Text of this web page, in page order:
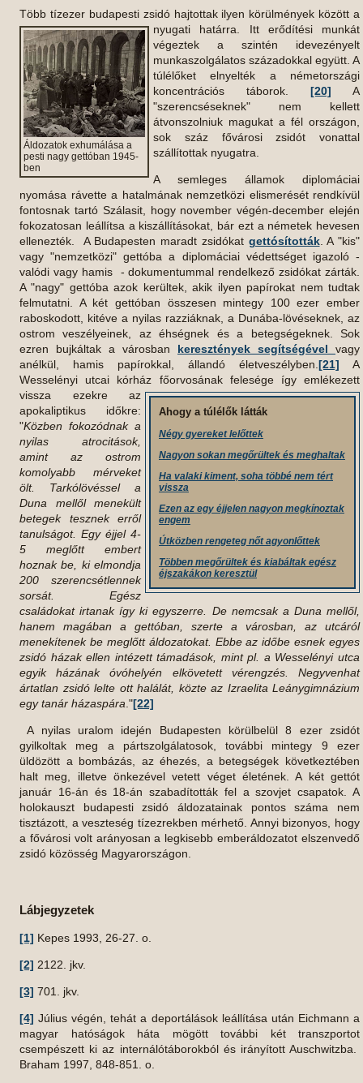
Több tízezer budapesti zsidó hajtottak ilyen körülmények között a
Áldozatok exhumálása a
pesti nagy gettóban 1945-
ben
nyugati határra. Itt erődítési munkát
végeztek a szintén idevezényelt
munkaszolgálatos századokkal együtt. A
túlélőket elnyelték a németországi
koncentrációs táborok. [20] A
"szerencséseknek" nem kellett
átvonszolniuk magukat a fél országon,
sok száz fővárosi zsidót vonattal
szállítottak nyugatra.
A semleges államok diplomáciai
nyomása rávette a hatalmának nemzetközi elismerését rendkívül
fontosnak tartó Szálasit, hogy november végén-december elején
fokozatosan leállítsa a kiszállításokat, bár ezt a németek hevesen
ellenezték. A Budapesten maradt zsidókat gettósították. A "kis"
vagy "nemzetközi" gettóba a diplomáciai védettséget igazoló -
valódi vagy hamis - dokumentummal rendelkező zsidókat zárták.
A "nagy" gettóba azok kerültek, akik ilyen papírokat nem tudtak
felmutatni. A két gettóban összesen mintegy 100 ezer ember
raboskodott, kitéve a nyilas razziáknak, a Dunába-lövéseknek, az
ostrom veszélyeinek, az éhségnek és a betegségeknek. Sok
ezren bujkáltak a városban keresztények segítségével vagy
anélkül, hamis papírokkal, állandó életveszélyben. [21] A
Wesselényi utcai kórház főorvosának felesége így emlékezett
Ahogy a túlélők látták
Négy gyereket lelőttek
Nagyon sokan megőrültek és meghaltak
Ha valaki kiment, soha többé nem tért
vissza
Ezen az egy éjjelen nagyon megkínoztak
engem
Útközben rengeteg nőt agyonlőttek
Többen megőrültek és kiabáltak egész
éjszakákon keresztül
vissza ezekre az
apokaliptikus időkre:
"Közben fokozódnak a
nyilas atrocitások,
amint az ostrom
komolyabb mérveket
ölt. Tarkólövéssel a
Duna mellől menekült
betegek tesznek erről
tanulságot. Egy éjjel 4-
5 meglőtt embert
hoznak be, ki elmondja
200 szerencsétlennek
sorsát. Egész
családokat irtanak így ki egyszerre. De nemcsak a Duna mellől,
hanem magában a gettóban, szerte a városban, az utcáról
menekítenek be meglőtt áldozatokat. Ebbe az időbe esnek egyes
zsidó házak ellen intézett támadások, mint pl. a Wesselényi utca
egyik házának óvóhelyén elkövetett vérengzés. Negyvenhat
ártatlan zsidó lelte ott halálát, közte az Izraelita Leánygimnázium
egy tanár házaspára ."[22]
A nyilas uralom idején Budapesten körülbelül 8 ezer zsidót
gyilkoltak meg a pártszolgálatosok, további mintegy 9 ezer
üldözött a bombázás, az éhezés, a betegségek következtében
halt meg, illetve önkezével vetett véget életének. A két gettót
január 16-án és 18-án szabadították fel a szovjet csapatok. A
holokauszt budapesti zsidó áldozatainak pontos száma nem
tisztázott, a veszteség tízezrekben mérhető. Annyi bizonyos, hogy
a fővárosi volt arányosan a legkisebb emberáldozatot elszenvedő
zsidó közösség Magyarországon.
Lábjegyzetek
[1] Kepes 1993, 26-27. o.
[2] 2122. jkv.
[3] 701. jkv.
[4] Július végén, tehát a deportálások leállítása után Eichmann a
magyar hatóságok háta mögött további két transzportot
csempészett ki az internálótáborokból és irányított Auschwitzba.
Braham 1997, 848-851. o.